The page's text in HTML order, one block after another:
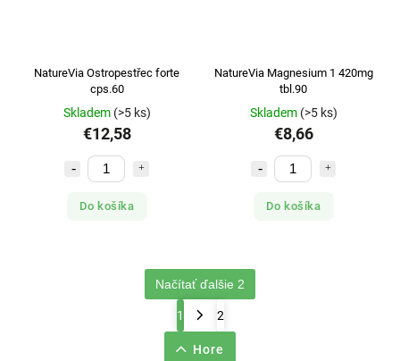
NatureVia Ostropestřec forte
cps.60
Skladem (>5 ks)
€12,58
Do košíka
NatureVia Magnesium 1 420mg
tbl.90
Skladem (>5 ks)
€8,66
Do košíka
Načítať ďalšie 2
1 2
Hore